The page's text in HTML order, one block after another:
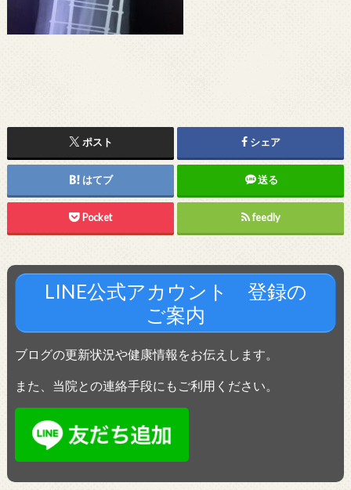
ポスト シェア
はてブ 送る
Pocket feedly
LINE公式アカウント 登録の
ご案内
ブログの更新状況や健康情報をお伝えします。
また、当院との連絡手段にもご利用ください。